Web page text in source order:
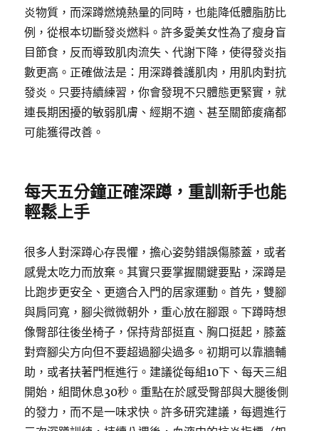
炎物質，而深蹲燃燒熱量的同時，也能降低體脂肪比
例，從根本切斷發炎燃料。許多愛美女性為了瘦身盲
目節食，反而導致肌肉流失、代謝下降，使得發炎指
數更高。正確做法是：用深蹲養護肌肉，用肌肉對抗
發炎。只要持續練習，你會發現不只體態更緊實，就
連長期困擾的敏弱肌膚、經期不適、甚至關節痠痛都
可能獲得改善。
每天五分鐘正確深蹲，重訓新手也能
輕鬆上手
很多人對深蹲心存畏懼，擔心姿勢錯誤傷膝蓋，或者
感覺太吃力而放棄。其實只要掌握關鍵要點，深蹲是
比跑步更安全、更適合入門的居家運動。首先，雙腳
與肩同寬，腳尖微微朝外，重心放在腳跟。下蹲時想
像臀部往後坐椅子，保持背部挺直、胸口挺起，膝蓋
對齊腳尖方向但不要超過腳尖過多。初期可以靠牆輔
助，或者扶著門框進行。建議從每組10下、每天三組
開始，組間休息30秒。重點在於感受臀部與大腿後側
的發力，而不是一味求快。許多研究建議，每週進行